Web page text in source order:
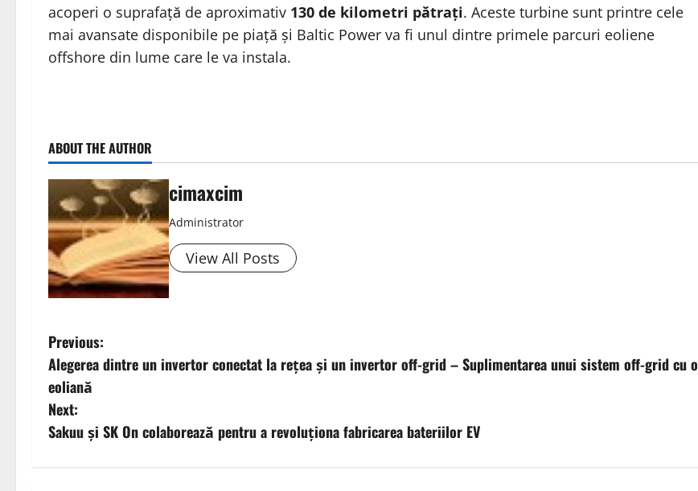
acoperi o suprafață de aproximativ 130 de kilometri pătrați. Aceste turbine sunt printre cele
mai avansate disponibile pe piață și Baltic Power va fi unul dintre primele parcuri eoliene
offshore din lume care le va instala.
ABOUT THE AUTHOR
cimaxcim
Administrator
View All Posts
P
o
s
t
Previous:
Alegerea dintre un invertor conectat la rețea și un invertor off-grid – Suplimentarea unui sistem off-grid cu o
eoliană
Next:
Sakuu și SK On colaborează pentru a revoluționa fabricarea bateriilor EV